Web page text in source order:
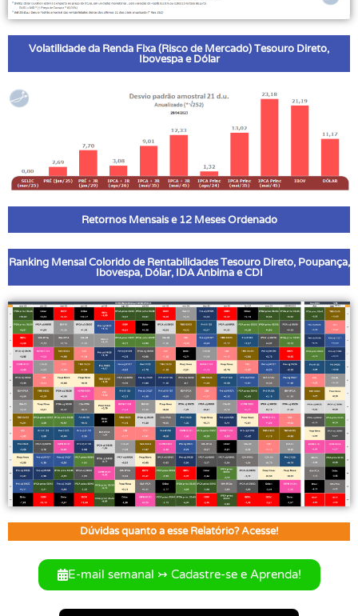
Volatilidade da Renda Fixa (Risco de Mercado) Tesouro Direto,
Ibovespa e Dólar
Retornos Mensais e 12 Meses Ordenado
Ranking Mensal Colorido de Rentabilidades Tesouro Direto, Poupança,
Ibovespa, Dólar, IDA Anbima e CDI
Dúvidas quanto a esse Relatório? Acesse!
E-mail semanal ↣ Cadastre-se e Aprenda!